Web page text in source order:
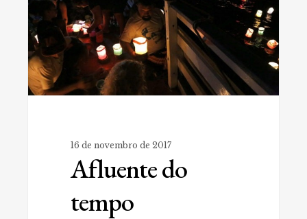
16 de novembro de 2017
Afluente do
tempo